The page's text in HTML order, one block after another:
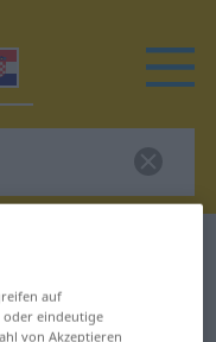
für
auf
oder eindeutige
von Akzeptieren